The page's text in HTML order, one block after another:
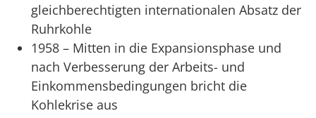
gleichberechtigten internationalen Absatz der
Ruhrkohle
1958 – Mitten in die Expansionsphase und
nach Verbesserung der Arbeits- und
Einkommensbedingungen bricht die
Kohlekrise aus